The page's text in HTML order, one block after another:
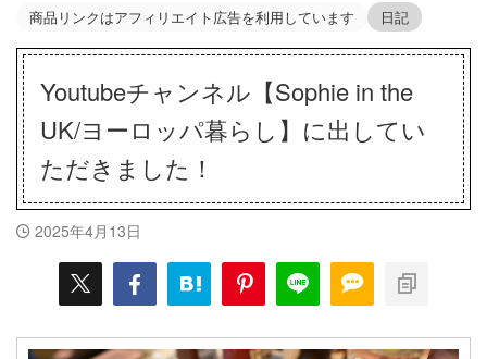
商品リンクはアフィリエイト広告を利用しています 日記
Youtubeチャンネル【Sophie in the
UK/ヨーロッパ暮らし】に出してい
ただきました！
2025年4月13日